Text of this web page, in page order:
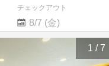
チェックアウト
Navigate
backward
1 /7